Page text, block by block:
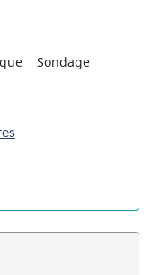
Sondage